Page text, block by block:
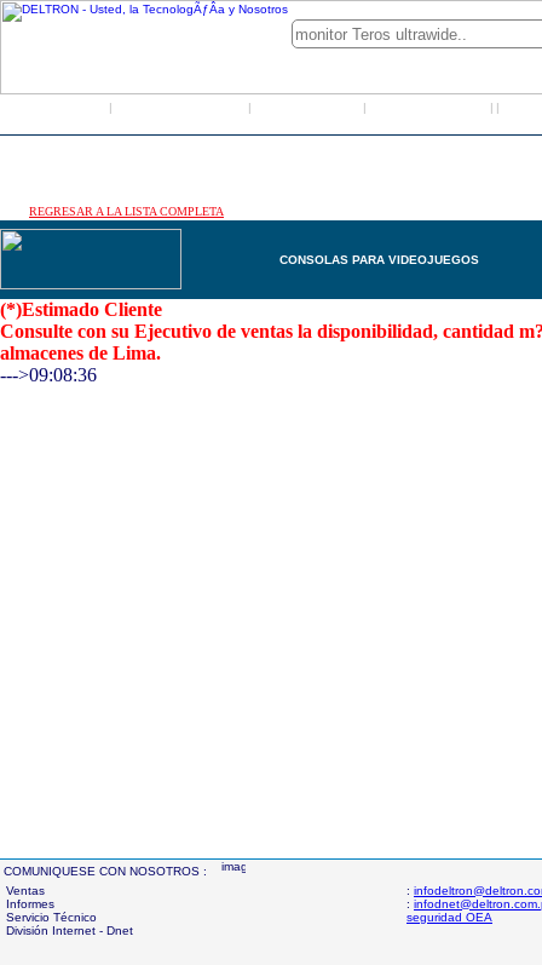
| | | | |
REGRESAR A LA LISTA COMPLETA
CONSOLAS PARA VIDEOJUEGOS
(*)Estimado Cliente
Consulte con su Ejecutivo de ventas la disponibilidad, cantidad
almacenes de Lima.
--->09:08:36
COMUNIQUESE CON NOSOTROS :
Ventas
Informes
Servicio Técnico
División Internet - Dnet
:
:
seguridad OEA